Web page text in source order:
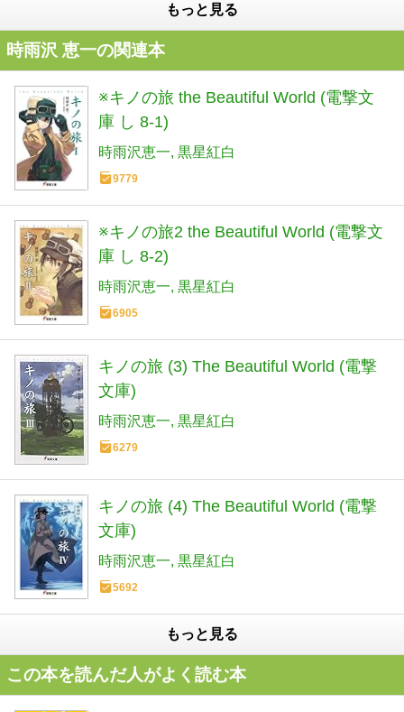
もっと見る
時雨沢 恵一の関連本
※キノの旅 the Beautiful World (電撃文
庫 し 8-1)
時雨沢恵一 黒星紅白
9779
※キノの旅2 the Beautiful World (電撃文
庫 し 8-2)
時雨沢恵一 黒星紅白
6905
キノの旅 (3) The Beautiful World (電撃
文庫)
時雨沢恵一 黒星紅白
6279
キノの旅 (4) The Beautiful World (電撃
文庫)
時雨沢恵一 黒星紅白
5692
もっと見る
この本を読んだ人がよく読む本